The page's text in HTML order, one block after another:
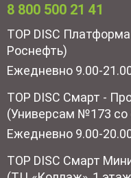
8 800 500 21 41
TOP DISC
Роснефть)
Ежедневно 9.00-
TOP DISC Смарт -
(Универсам №173
Ежедневно 9.00-
TOP DISC Смарт